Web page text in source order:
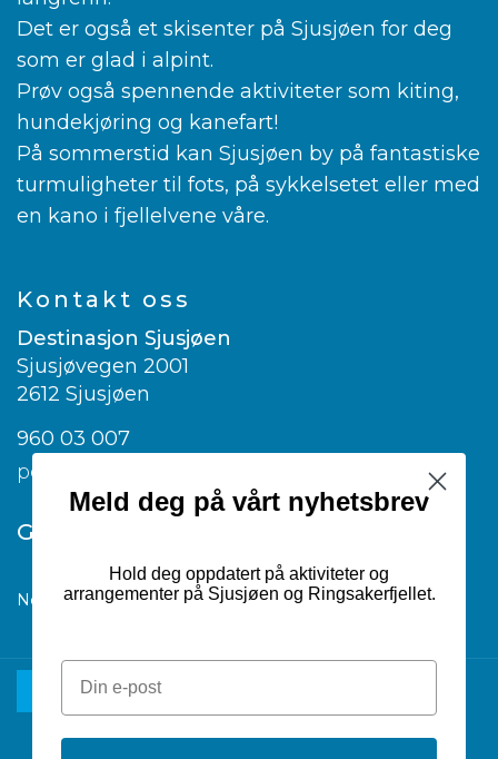
Det er også et skisenter på Sjusjøen for deg
som er glad i alpint.
Prøv også spennende aktiviteter som kiting,
hundekjøring og kanefart!
På sommerstid kan Sjusjøen by på fantastiske
turmuligheter til fots, på sykkelsetet eller med
en kano i fjellelvene våre.
Kontakt oss
Destinasjon Sjusjøen
Sjusjøvegen 2001
2612 Sjusjøen
960 03 007
post@visitsjusjoen.no
Google translate
Norwegian ▼
Meld deg på vårt nyhetsbrev
Hold deg oppdatert på aktiviteter og
arrangementer på Sjusjøen og Ringsakerfjellet.